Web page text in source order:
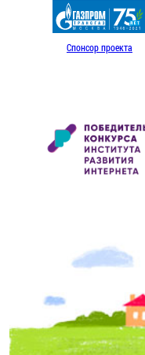
Спонсор проекта